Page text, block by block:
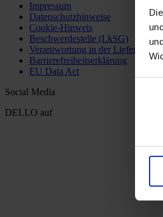
Impressum
Datenschutzhinweise
Cookie-Hinweis
Beschwerdestelle (LkSG)
Verantwortung in der Lieferkette
Barrierefreiheitserklärung
EU Data Act
Social Media
DELLO auf